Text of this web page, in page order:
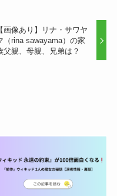
【画像あり】リナ・サワヤ
（rina sawayama）の家
父親、母親、兄弟は？